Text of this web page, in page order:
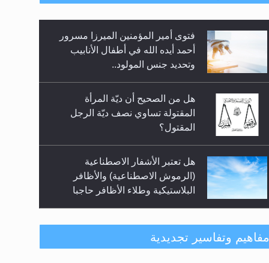
الهجرة: بحث عن الأمن والسلام في
سبيل إرساء الأمن والسلام...
هل من الصحيح أن ديّة المرأة
المقتولة تساوي نصف ديّة الرجل
المقتول؟
هل تعتبر الأشفار الاصطناعية
(الرموش الاصطناعية) والأظافر
البلاستيكية وطلاء الأظافر حاجبا
هل يُحسب حول الزكاة وفق السنة
الميلادية أو الهجرية؟
هل يجوز فتح مشروع كوافير نسائي
للمحجبات وغير المحجبات؟مفاهيم وتفاسير تجديدية